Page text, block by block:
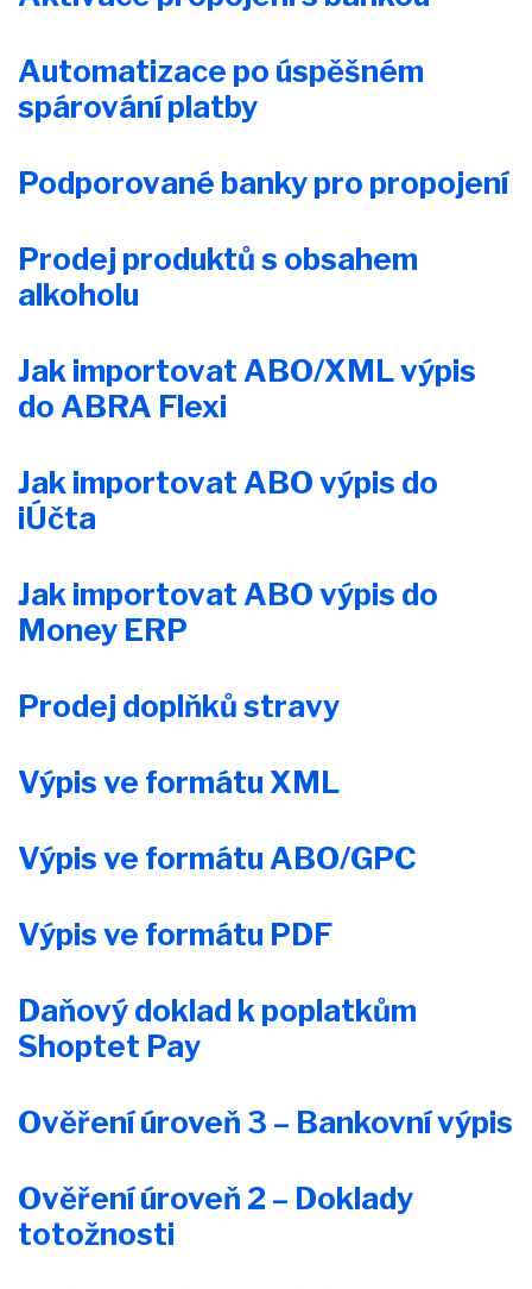
Automatizace po úspěšném
spárování platby
Podporované banky pro propojení
Prodej produktů s obsahem
alkoholu
Jak importovat ABO/XML výpis
do ABRA Flexi
Jak importovat ABO výpis do
iÚčta
Jak importovat ABO výpis do
Money ERP
Prodej doplňků stravy
Výpis ve formátu XML
Výpis ve formátu ABO/GPC
Výpis ve formátu PDF
Daňový doklad k poplatkům
Shoptet Pay
Ověření úroveň 3 – Bankovní výpis
Ověření úroveň 2 – Doklady
totožnosti